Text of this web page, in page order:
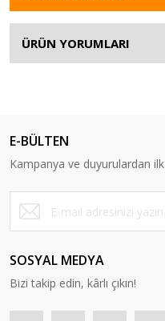
ÜRÜN YORUMLARI
E-BÜLTEN
Kampanya ve duyurulardan
SOSYAL MEDYA
Bizi takip edin, kârlı çıkın!